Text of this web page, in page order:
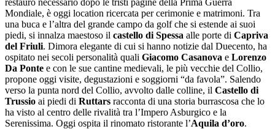
Mondiale, è oggi location ricercata per cerimonie e matrimoni. Tra
una buca e l’altra del grande campo da golf che si estende ai suoi
piedi, si innalza maestoso il castello di Spessa alle porte di Capriva
del Friuli. Dimora elegante di cui si hanno notizie dal Duecento, ha
ospitato nei secoli personalità quali Giacomo Casanova e Lorenzo
Da Ponte e con le sue cantine medievali, le più vecchie del Collio,
propone oggi visite, degustazioni e soggiorni “da favola”. Salendo
verso la punta nord del Collio, avvolto dalle colline, il Castello di
Trussio ai piedi di Ruttars racconta di una storia burrascosa che lo
ha visto al centro delle rivalità tra l’Impero Asburgico e la
Serenissima. Oggi ospita il rinomato ristorante l’Aquila d’oro.